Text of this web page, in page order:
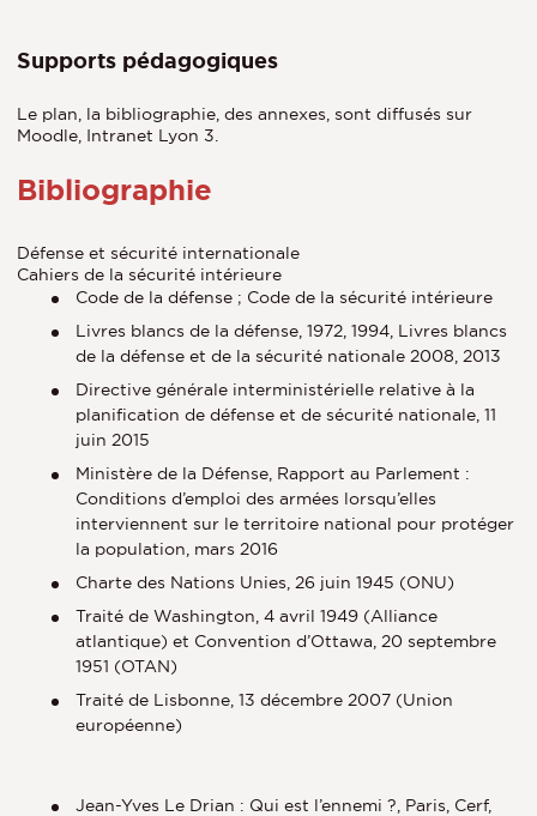
Supports pédagogiques
Le plan, la bibliographie, des annexes, sont diffusés sur
Moodle, Intranet Lyon 3.
Bibliographie
Défense et sécurité internationale
Cahiers de la sécurité intérieure
Code de la défense ; Code de la sécurité intérieure
Livres blancs de la défense, 1972, 1994, Livres blancs
de la défense et de la sécurité nationale 2008, 2013
Directive générale interministérielle relative à la
planification de défense et de sécurité nationale, 11
juin 2015
Ministère de la Défense, Rapport au Parlement :
Conditions d’emploi des armées lorsqu’elles
interviennent sur le territoire national pour protéger
la population, mars 2016
Charte des Nations Unies, 26 juin 1945 (ONU)
Traité de Washington, 4 avril 1949 (Alliance
atlantique) et Convention d’Ottawa, 20 septembre
1951 (OTAN)
Traité de Lisbonne, 13 décembre 2007 (Union
européenne)
Jean-Yves Le Drian : Qui est l’ennemi ?, Paris, Cerf,